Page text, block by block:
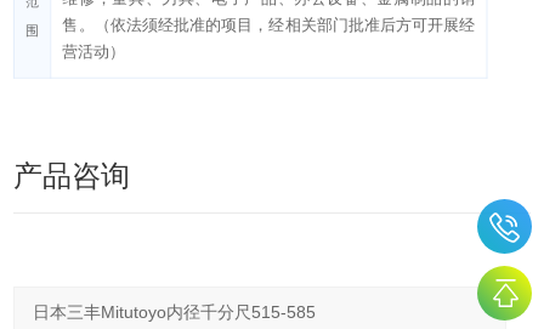
围
售。（依法须经批准的项目，经相关部门批准后方可开展经
营活动）
产品咨询